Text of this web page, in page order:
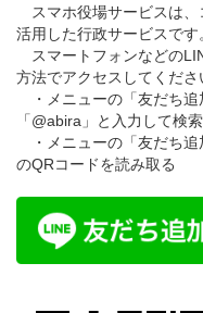
スマホ役場サービスは、
活用した行政サービスです
スマートフォンなどの
方法でアクセスしてくださ
・メニューの「友だち追
「@abira」と入力して検索
・メニューの「友だち追
のQRコードを読み取る